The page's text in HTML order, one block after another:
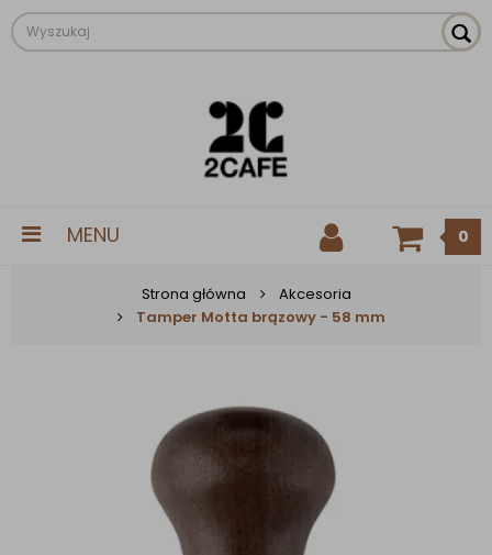
MENU 0
Strona główna
Akcesoria
Tamper Motta brązowy - 58 mm